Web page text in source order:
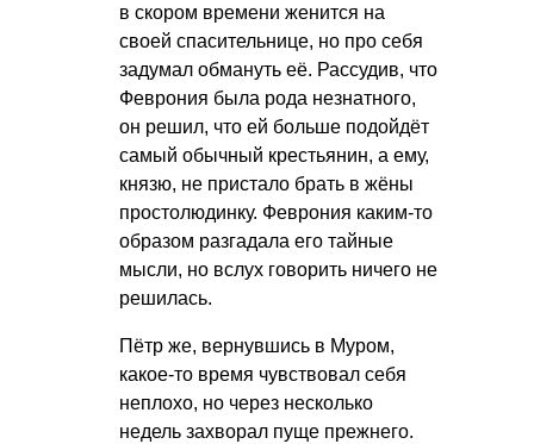
в скором времени женится на
своей спасительнице, но про себя
задумал обмануть её. Рассудив, что
Феврония была рода незнатного,
он решил, что ей больше подойдёт
самый обычный крестьянин, а ему,
князю, не пристало брать в жёны
простолюдинку. Феврония каким-то
образом разгадала его тайные
мысли, но вслух говорить ничего не
решилась.
Пётр же, вернувшись в Муром,
какое-то время чувствовал себя
неплохо, но через несколько
недель захворал пуще прежнего.